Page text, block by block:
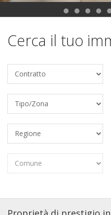
Cerca il tuo